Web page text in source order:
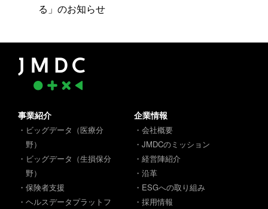
る」のお知らせ
事業紹介
・ビッグデータ（医療分
野）
・ビッグデータ（生損保分
野）
・保険者支援
・ヘルスデータプラットフ
企業情報
・会社概要
・JMDCのミッション
・経営陣紹介
・沿革
・ESGへの取り組み
・採用情報